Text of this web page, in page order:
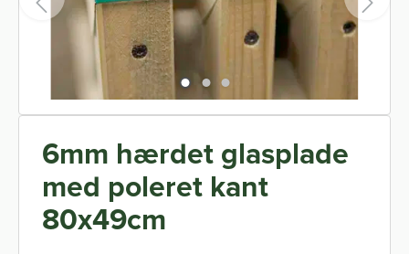
6mm hærdet glasplade
med poleret kant
80x49cm